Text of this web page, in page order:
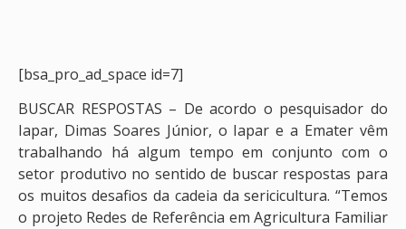
[bsa_pro_ad_space id=7]
BUSCAR RESPOSTAS – De acordo o pesquisador do
Iapar, Dimas Soares Júnior, o Iapar e a Emater vêm
trabalhando há algum tempo em conjunto com o
setor produtivo no sentido de buscar respostas para
os muitos desafios da cadeia da sericicultura. “Temos
o projeto Redes de Referência em Agricultura Familiar